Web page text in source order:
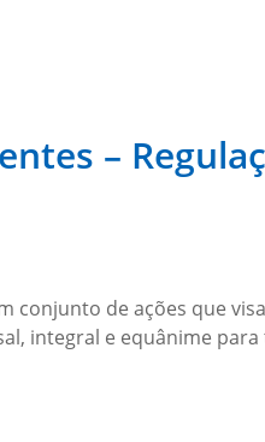
–
conjunto de ações que
integral e equânime